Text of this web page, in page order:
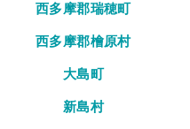
西多摩郡瑞穂町
西多摩郡檜原村
大島町
新島村